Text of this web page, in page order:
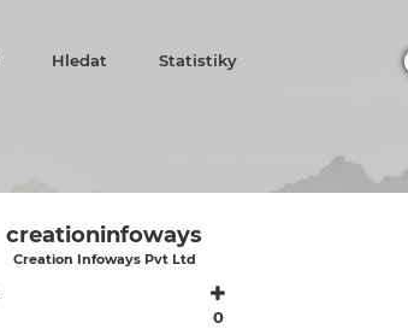
Hledat Statistiky
creationinfoways
Creation Infoways Pvt Ltd
0